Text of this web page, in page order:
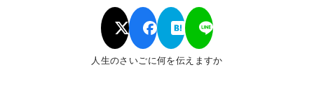
人生のさいごに何を伝えますか